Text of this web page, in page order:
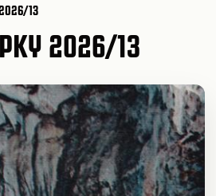
2026/13
2026/13